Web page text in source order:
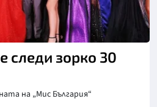
следи зорко 30
на „Мис България“